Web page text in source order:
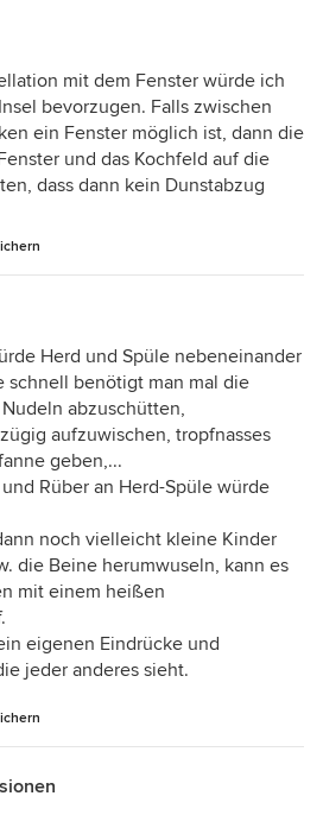
mit dem Fenster würde ich
bevorzugen. Falls zwischen
ein Fenster möglich ist, dann die
und das Kochfeld auf die
dass dann kein Dunstabzug
Herd und Spüle nebeneinander
schnell benötigt man mal die
abzuschütten,
aufzuwischen, tropfnasses
geben,...
Rüber an Herd-Spüle würde
noch vielleicht kleine Kinder
die Beine herumwuseln, kann es
mit einem heißen
eigenen Eindrücke und
jeder anderes sieht.